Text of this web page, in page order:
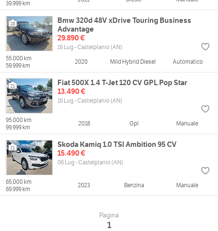
39.999 km
28
Bmw 320d 48V xDrive Touring Business
Advantage
29.890 €
16 Lug - Castelplanio (AN)
55.000 km
59.999 km
2020 Mild Hybrid Diesel Automatico
21
Fiat 500X 1.4 T-Jet 120 CV GPL Pop Star
13.490 €
16 Lug - Castelplanio (AN)
95.000 km
99.999 km
2018 Gpl Manuale
21
Skoda Kamiq 1.0 TSI Ambition 95 CV
15.490 €
06 Lug - Castelplanio (AN)
65.000 km
69.999 km
2023 Benzina Manuale
Pagina
1